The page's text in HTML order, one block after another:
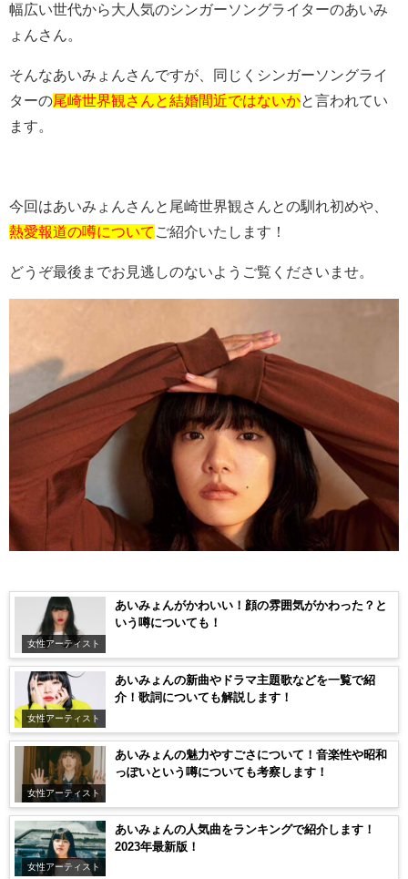
幅広い世代から大人気のシンガーソングライターのあいみ
ょんさん。
そんなあいみょんさんですが、同じくシンガーソングライ
ターの尾崎世界観さんと結婚間近ではないかと言われてい
ます。
今回はあいみょんさんと尾崎世界観さんとの馴れ初めや、
熱愛報道の噂について ご紹介いたします！
どうぞ最後までお見逃しのないようご覧くださいませ。
女性アーティスト
あいみょんがかわいい！顔の雰囲気がかわった？と
いう噂についても！
女性アーティスト
あいみょんの新曲やドラマ主題歌などを一覧で紹
介！歌詞についても解説します！
女性アーティスト
あいみょんの魅力やすごさについて！音楽性や昭和
っぽいという噂についても考察します！
女性アーティスト
あいみょんの人気曲をランキングで紹介します！
2023年最新版！